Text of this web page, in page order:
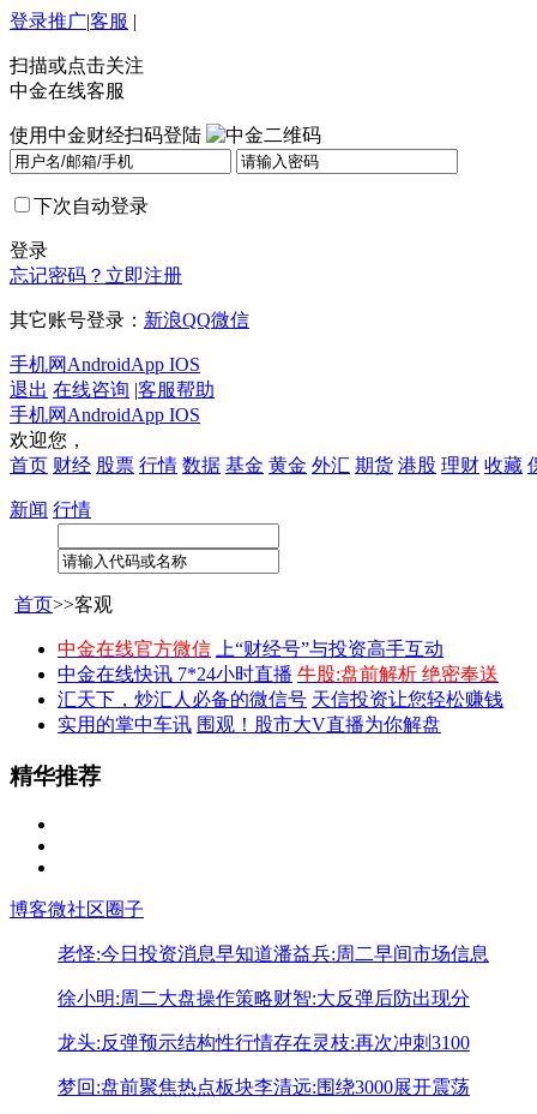
登录推广|客服 |
扫描或点击关注
中金在线客服
使用中金财经扫码登陆
下次自动登录
登录
忘记密码？ 立即注册
其它账号登录： 新浪QQ微信
手机网 AndroidApp IOS
退出 在线咨询 |客服帮助
手机网 AndroidApp IOS
欢迎您，
首页 财经 股票 行情 数据 基金 黄金 外汇 期货 港股 理财 收藏
新闻 行情
首页>>客观
中金在线官方微信
上“财经号”与投资高手互动
中金在线快讯 7*24小时直播 牛股:盘前解析 绝密奉送
汇天下，炒汇人必备的微信号 天信投资让您轻松赚钱
实用的掌中车讯 围观！股市大V直播为你解盘
精华推荐
博客微社区圈子
老怪:今日投资消息早知道潘益兵:周二早间市场信息
徐小明:周二大盘操作策略财智:大反弹后防出现分
龙头:反弹预示结构性行情存在灵枝:再次冲刺3100
梦回:盘前聚焦热点板块李清远:围绕3000展开震荡